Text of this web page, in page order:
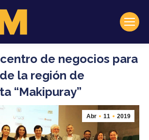
de negocios para
la región de
“Makipuray”
Abr 11 2019